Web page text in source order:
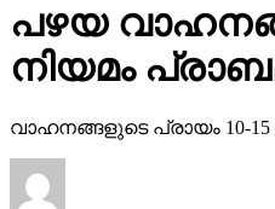
പഴയ
നിയമം
വാഹനങ്ങളുടെ പ്രായം 10-15